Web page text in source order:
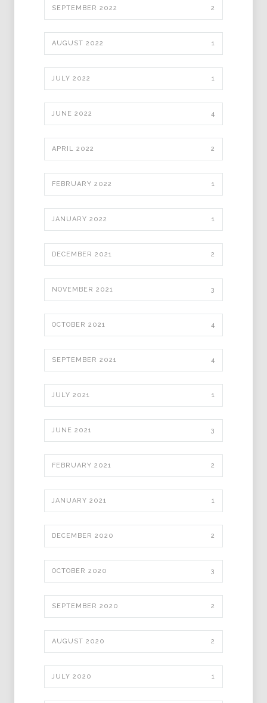
SEPTEMBER 2022 2
AUGUST 2022 1
JULY 2022 1
JUNE 2022 4
APRIL 2022 2
FEBRUARY 2022 1
JANUARY 2022 1
DECEMBER 2021 2
NOVEMBER 2021 3
OCTOBER 2021 4
SEPTEMBER 2021 4
JULY 2021 1
JUNE 2021 3
FEBRUARY 2021 2
JANUARY 2021 1
DECEMBER 2020 2
OCTOBER 2020 3
SEPTEMBER 2020 2
AUGUST 2020 2
JULY 2020 1